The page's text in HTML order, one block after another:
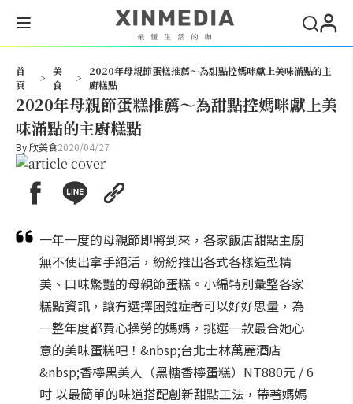
首
頁
>
美
食
>
2020年母親節蛋糕推薦～為甜點控媽咪獻上美味滿點的主
廚糕點
2020年母親節蛋糕推薦～為甜點控媽咪獻上美
味滿點的主廚糕點
By欣美食2020/04/27
一年一度的母親節即將到來，各家飯店甜點主廚
無不使出拿手絕活，紛紛推出各式各樣造型精
美、口味驚豔的母親節蛋糕。小編特別彙整各家
糕點資訊，讓有選擇困難症者可以好好思量，為
一整年度都費心操勞的媽媽，挑選一款最合她心
意的美味蛋糕吧！&nbsp;台北士林萬麗酒店
&nbsp;香檸黑美人（黑糖香檸蛋糕）NT880元 / 6
吋 以最簡單的味道搭配創新甜點工法，帶著媽媽